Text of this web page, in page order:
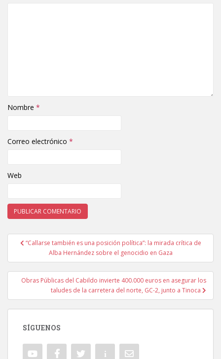
Nombre *
Correo electrónico *
Web
Navegación de entradas
“Callarse también es una posición política”: la mirada crítica de
Alba Hernández sobre el genocidio en Gaza
Obras Públicas del Cabildo invierte 400.000 euros en asegurar los
taludes de la carretera del norte, GC-2, junto a Tinoca
SÍGUENOS